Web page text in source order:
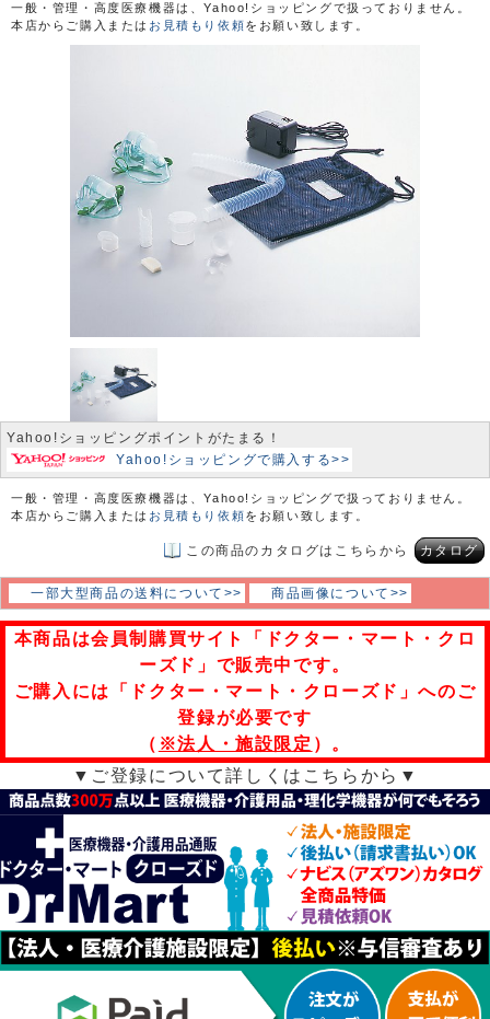
一般・管理・高度医療機器は、Yahoo!ショッピングで扱っておりません。
本店からご購入または お見積もり依頼をお願い致します。
Yahoo!ショッピングポイントがたまる！
Yahoo!ショッピングで購入する>>
一般・管理・高度医療機器は、Yahoo!ショッピングで扱っておりません。
本店からご購入または お見積もり依頼をお願い致します。
この商品のカタログはこちらから カタログ
一部大型商品の送料について>> 商品画像について>>
本商品は会員制購買サイト「ドクター・マート・クロ
ーズド」で販売中です。
ご購入には「ドクター・マート・クローズド」へのご
登録が必要です
（ ※法人・施設限定 ）。
▼ご登録について詳しくはこちらから▼